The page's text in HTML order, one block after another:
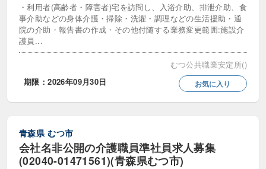
・利用者(高齢者・障害者)宅を訪問し、入浴介助、排泄介助、食
事介助などの身体介護・掃除・洗濯・調理などの生活援助・通
院の介助・報告書の作成・その他付随する業務変更範囲:施設介
護員...
むつ公共職業安定所()
期限：2026年09月30日
お気に入り
青森県 むつ市
会社名非公開の介護職員準社員求人募集
(02040-01471561)(青森県むつ市)